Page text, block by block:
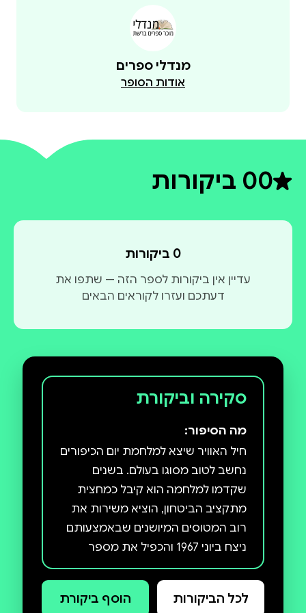
מנדלי ספרים
אודות הסופר
0דירוג ממוצע 0 מתוך 5
0 ביקורות
0 ביקורות
עדיין אין ביקורות לספר הזה — שתפו את
דעתכם ועזרו לקוראים הבאים
סקירה וביקורת
מה הסיפור:
חיל האוויר שיצא למלחמת יום הכיפורים
נחשב לטוב מסוגו בעולם. בשנים
שקדמו למלחמה הוא קיבל כמחצית
מתקציב הביטחון, הוציא משירות את
רוב המטוסים המיושנים שבאמצעותם
ניצח ביוני 1967 והכפיל את מספר
מטוסי הקרב שלו. טייסיו היו עתירי
ניסיון מבצעי ואלופי העולם בהפלות
מטוסים. לכול היה ברור שאם תפרוץ
לכל הביקורות הוסף ביקורת